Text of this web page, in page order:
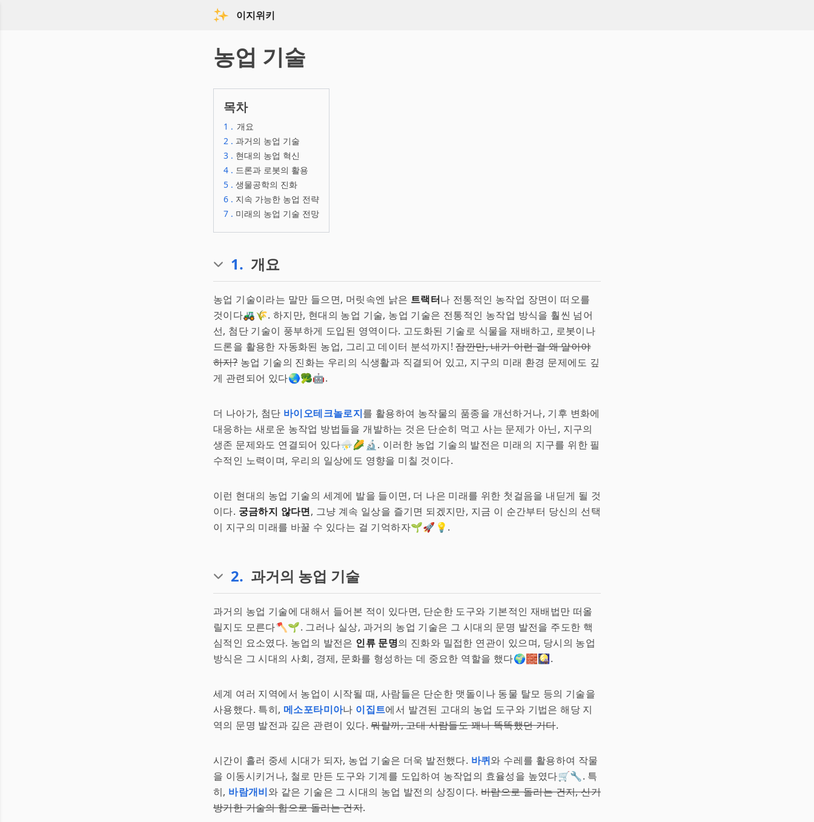
이지위키
농업 기술
목차
1 . 개요
2 . 과거의 농업 기술
3 . 현대의 농업 혁신
4 . 드론과 로봇의 활용
5 . 생물공학의 진화
6 . 지속 가능한 농업 전략
7 . 미래의 농업 기술 전망
1. 개요
농업 기술이라는 말만 들으면, 머릿속엔 낡은 트랙터나 전통적인 농작업 장면이 떠오를
것이다🚜🌾. 하지만, 현대의 농업 기술, 농업 기술은 전통적인 농작업 방식을 훨씬 넘어
선, 첨단 기술이 풍부하게 도입된 영역이다. 고도화된 기술로 식물을 재배하고, 로봇이나
드론을 활용한 자동화된 농업, 그리고 데이터 분석까지!잠깐만, 내가 이런 걸 왜 알아야
하지?농업 기술의 진화는 우리의 식생활과 직결되어 있고, 지구의 미래 환경 문제에도 깊
게 관련되어 있다🌏🥦🤖.
더 나아가, 첨단 바이오테크놀로지를 활용하여 농작물의 품종을 개선하거나, 기후 변화에
대응하는 새로운 농작업 방법들을 개발하는 것은 단순히 먹고 사는 문제가 아닌, 지구의
생존 문제와도 연결되어 있다⛈️🌽🔬. 이러한 농업 기술의 발전은 미래의 지구를 위한 필
수적인 노력이며, 우리의 일상에도 영향을 미칠 것이다.
이런 현대의 농업 기술의 세계에 발을 들이면, 더 나은 미래를 위한 첫걸음을 내딛게 될 것
이다. 궁금하지 않다면, 그냥 계속 일상을 즐기면 되겠지만, 지금 이 순간부터 당신의 선택
이 지구의 미래를 바꿀 수 있다는 걸 기억하자🌱🚀💡.
2. 과거의 농업 기술
과거의 농업 기술에 대해서 들어본 적이 있다면, 단순한 도구와 기본적인 재배법만 떠올
릴지도 모른다🪓🌱. 그러나 실상, 과거의 농업 기술은 그 시대의 문명 발전을 주도한 핵
심적인 요소였다. 농업의 발전은 인류 문명의 진화와 밀접한 연관이 있으며, 당시의 농업
방식은 그 시대의 사회, 경제, 문화를 형성하는 데 중요한 역할을 했다🌍🧱🎑.
세계 여러 지역에서 농업이 시작될 때, 사람들은 단순한 맷돌이나 동물 탈모 등의 기술을
사용했다. 특히, 메소포타미아나 이집트에서 발견된 고대의 농업 도구와 기법은 해당 지
역의 문명 발전과 깊은 관련이 있다.뭐랄까, 고대 사람들도 꽤나 똑똑했던 거다.
시간이 흘러 중세 시대가 되자, 농업 기술은 더욱 발전했다. 바퀴와 수레를 활용하여 작물
을 이동시키거나, 철로 만든 도구와 기계를 도입하여 농작업의 효율성을 높였다🛒🔧. 특
히, 바람개비와 같은 기술은 그 시대의 농업 발전의 상징이다.바람으로 돌리는 건지, 신기
방기한 기술의 힘으로 돌리는 건지.